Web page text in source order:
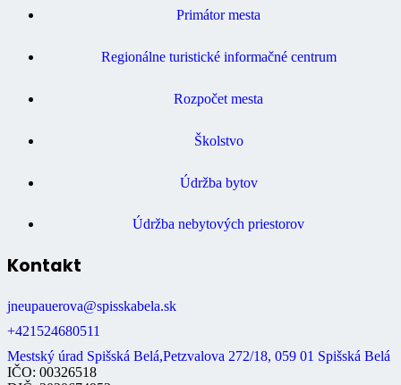
Primátor mesta
Regionálne turistické informačné centrum
Rozpočet mesta
Školstvo
Údržba bytov
Údržba nebytových priestorov
Kontakt
jneupauerova@spisskabela.sk
+421524680511
Mestský úrad Spišská Belá,Petzvalova 272/18, 059 01 Spišská Belá
IČO: 00326518